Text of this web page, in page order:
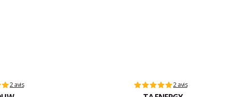
2 avis 2 avis